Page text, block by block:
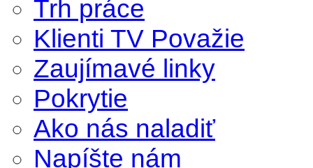
Trh práce
Klienti TV Považie
Zaujímavé linky
Pokrytie
Ako nás naladiť
Napíšte nám